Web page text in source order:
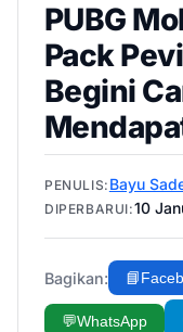
PUBG
Pack
Begini
PENULIS: Bayu
DIPERBARUI:10
Bagikan: 📘
💬WhatsApp